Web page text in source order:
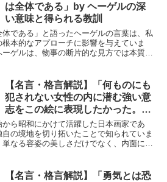
は全体である」by ヘーゲルの深
い意味と得られる教訓
である」と語ったヘーゲルの言葉は、私
本的なアプローチに影響を与えていま
ゲルは、物事の断片的な見方では本質に
【名言・格言解説】「何ものにも
犯されない女性の内に潜む強い意
志をこの絵に表現したかった。一
点の卑俗なところもなく、清澄な
感じのする香り高い珠玉のような
絵こそ、私の念願するものなので
得られる教訓
ら昭和にかけて活躍した日本画家であ
の境地を切り拓いたことで知られていま
なる容姿の美しさだけでなく、内面に秘
【名言・格言解説】「勇気とは恐